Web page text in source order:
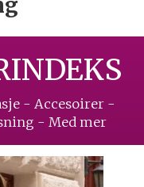
- Accesoirer -
- Med mer